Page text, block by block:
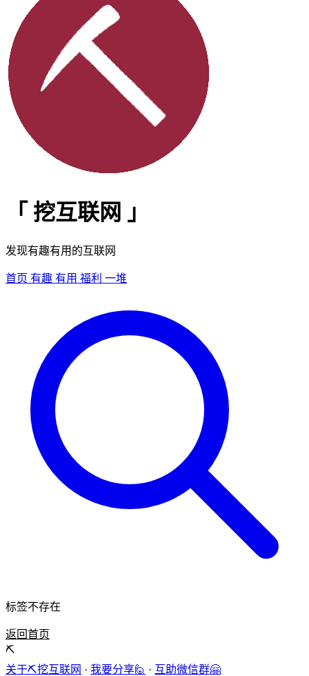
「 挖互联网 」
发现有趣有用的互联网
首页 有趣 有用 福利 一堆
标签不存在
返回首页
⛏️
关于⛏️挖互联网 · 我要分享🙋 · 互助微信群🤗